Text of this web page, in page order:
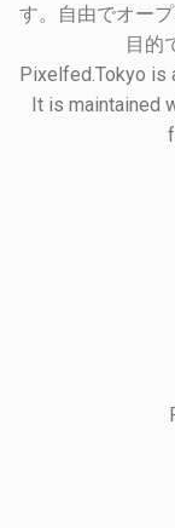
す。自由でオー
目的
Pixelfed.Tokyo is
It is maintained